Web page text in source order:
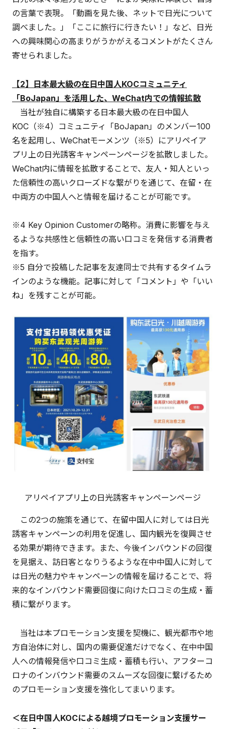
の言葉で表現。「動画を見た後、ネットで日光について
調べました。」「ここに旅行に行きたい！」など、日光
への興味関心の高まりがうかがえるコメントがたくさん
寄せられました。
【2】日本最大級の在日中国人KOCコミュニティ
「BoJapan」を活用した、WeChat内での情報拡散
当社が独自に構築する日本最大級の在日中国人
KOC（※4）コミュニティ「BoJapan」のメンバー100
名を起用し、WeChatモーメンツ（※5）にアリペイア
プリ上の日光誘客キャンペーンページを拡散しました。
WeChat内に情報を拡散することで、友人・知人といっ
た信頼性の高いクローズドな繋がりを通じて、在留・在
中両方の中国人へと情報を届けることが可能です。
※4 Key Opinion Customerの略称。消費に影響を与え
るような共感性と信頼性の高い口コミを発信する消費者
を指す。
※5 自分で投稿した記事を友達同士で共有するタイムラ
インのような機能。記事に対して「コメント」や「いい
ね」を残すことが可能。
アリペイアプリ上の日光誘客キャンペーンページ
この2つの施策を通じて、在留中国人に対しては日光
誘客キャンペーンの利用を促進し、国内観光を復興させ
る効果が期待できます。また、今後インバウンドの回復
を見据え、訪日客となりうるような在中中国人に対して
は日光の魅力やキャンペーンの情報を届けることで、将
来的なインバウンド需要回復に向けた口コミの生成・蓄
積に繋がります。
当社は本プロモーション支援を契機に、観光都市や地
方自治体に対し、国内の需要促進だけでなく、在中中国
人への情報発信や口コミ生成・蓄積も行い、アフターコ
ロナのインバウンド需要のスムーズな回復に繋げるため
のプロモーション支援を強化してまいります。
＜在日中国人KOCによる越境プロモーション支援サー